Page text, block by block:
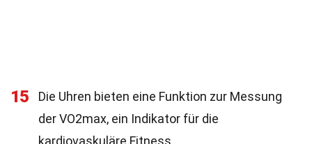
15
Die Uhren bieten eine Funktion zur Messung
der VO2max, ein Indikator für die
kardiovaskuläre Fitness.